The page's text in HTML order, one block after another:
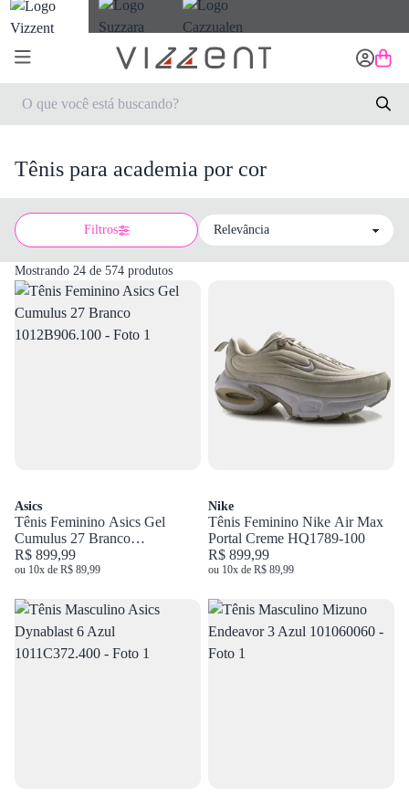
Tênis para academia por cor
Filtros
Sort by
Mostrando 24 de 574 produtos
Asics
Tênis Feminino Asics Gel
Cumulus 27 Branco
1012B906.100
R$ 899,99
ou 10x de R$ 89,99
Nike
Tênis Feminino Nike Air Max
Portal Creme HQ1789-100
R$ 899,99
ou 10x de R$ 89,99